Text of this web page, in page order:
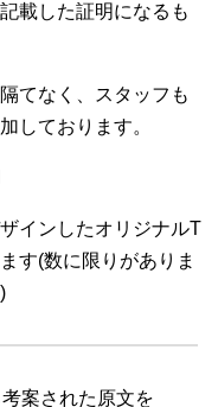
載した証明になるも
てなく、スタッフも
しております。
インしたオリジナルT
す(数に限りがありま
案された原文を